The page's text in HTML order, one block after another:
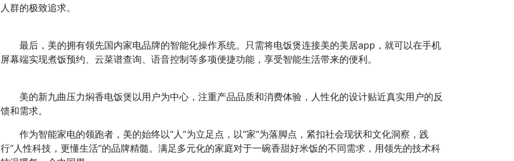
人群的极致追求。
最后，美的拥有领先国内家电品牌的智能化操作系统。只需将电饭煲连接美的美居app，就可以在手机
屏幕端实现煮饭预约、云菜谱查询、语音控制等多项便捷功能，享受智能生活带来的便利。
美的新九曲压力焖香电饭煲以用户为中心，注重产品品质和消费体验，人性化的设计贴近真实用户的反
馈和需求。
作为智能家电的领跑者，美的始终以“人”为立足点，以“家”为落脚点，紧扣社会现状和文化洞察，践
行“人性科技，更懂生活”的品牌精髓。满足多元化的家庭对于一碗香甜好米饭的不同需求，用领先的技术科